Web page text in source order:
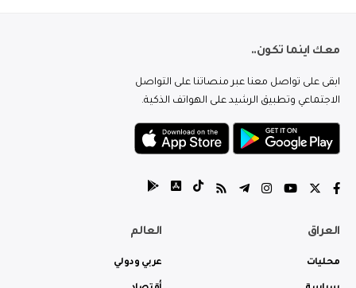
معك اينما تكون..
ابقى على تواصل معنا عبر منصاتنا على التواصل
الاجتماعي وتطبيق الرشيد على الهواتف الذكية.
العراق
محليات
العالم
عربي ودولي